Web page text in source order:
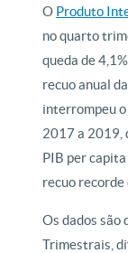
O Produto
no quarto
queda de
recuo anual
interrompeu
2017 a 2019,
PIB per capita
recuo recorde
Os dados são
Trimestrais,